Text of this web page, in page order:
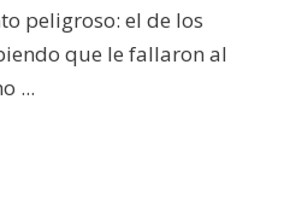
peligroso: el de los
que le fallaron al
...